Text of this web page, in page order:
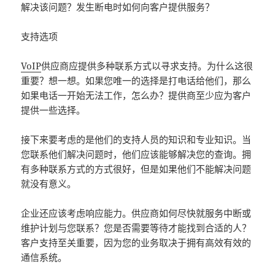
解决该问题？发生断电时如何向客户提供服务？
支持选项
VoIP供应商应提供多种联系方式以寻求支持。为什么这很
重要？想一想。如果您唯一的选择是打电话给他们，那么
如果电话一开始无法工作，怎么办？提供商至少应为客户
提供一些选择。
接下来要考虑的是他们的支持人员的知识和专业知识。当
您联系他们解决问题时，他们应该能够解决您的查询。拥
有多种联系方式的方式很好，但是如果他们不能解决问题
就没有意义。
企业还应该考虑响应能力。供应商如何尽快就服务中断或
维护计划与您联系？您是否需要等待才能找到合适的人？
客户支持至关重要，因为您的业务取决于拥有高​​效有效的
通信系统。